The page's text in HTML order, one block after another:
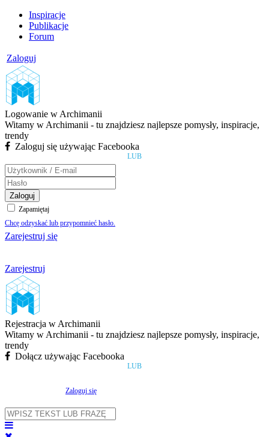
Inspiracje
Publikacje
Forum
Zaloguj
Logowanie w Archimanii
Witamy w Archimanii - tu znajdziesz najlepsze pomysły, inspiracje,
trendy
Zaloguj się używając Facebooka
LUB
Zaloguj
Zapamiętaj
Chcę odzyskać lub przypomnieć hasło.
Zarejestruj się
Zarejestruj
Rejestracja w Archimanii
Witamy w Archimanii - tu znajdziesz najlepsze pomysły, inspiracje,
trendy
Dołącz używając Facebooka
LUB
Zaloguj się